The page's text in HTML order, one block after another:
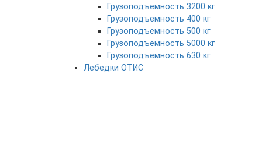
Грузоподъемность 3200 кг
Грузоподъемность 400 кг
Грузоподъемность 500 кг
Грузоподъемность 5000 кг
Грузоподъемность 630 кг
Лебедки ОТИС